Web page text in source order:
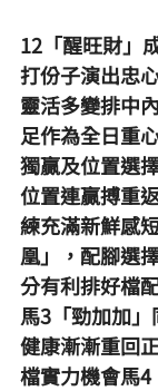
12「醒旺財」
打份子演出忠
靈活多變排中
足作為全日重
獨贏及位置選
位置連贏搏重
練充滿新鮮感
凰」，配腳選
分有利排好檔
馬3「勁加加
健康漸漸重回
檔實力機會馬4